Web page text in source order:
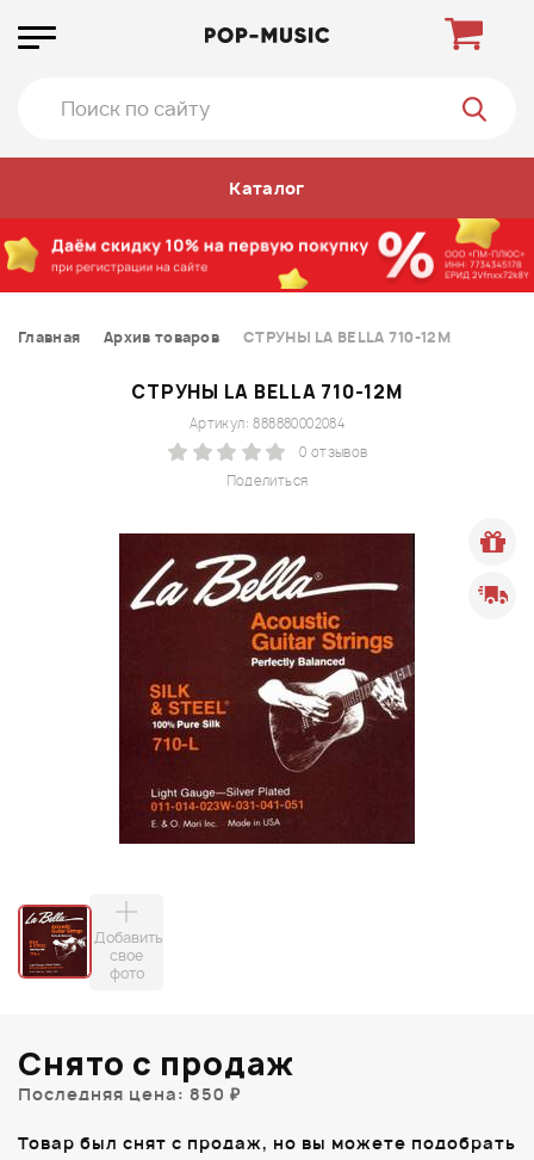
Каталог
Главная Архив товаров СТРУНЫ LA BELLA 710-12M
СТРУНЫ LA BELLA 710-12M
Поделиться
Артикул: 888880002084
0 отзывов
Добавить
свое
фото
Снято с продаж
Последняя цена: 850 ₽
Товар был снят с продаж, но вы можете подобрать